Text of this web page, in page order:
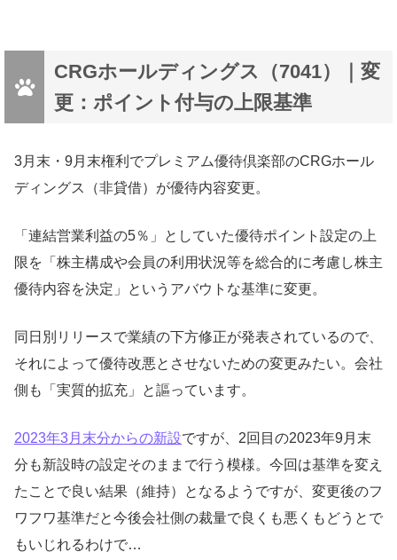
CRGホールディングス（7041）｜変
更：ポイント付与の上限基準
3月末・9月末権利でプレミアム優待倶楽部のCRGホール
ディングス（非貸借）が優待内容変更。
「連結営業利益の5％」としていた優待ポイント設定の上
限を「株主構成や会員の利用状況等を総合的に考慮し株主
優待内容を決定」というアバウトな基準に変更。
同日別リリースで業績の下方修正が発表されているので、
それによって優待改悪とさせないための変更みたい。会社
側も「実質的拡充」と謳っています。
2023年3月末分からの新設ですが、2回目の2023年9月末
分も新設時の設定そのままで行う模様。今回は基準を変え
たことで良い結果（維持）となるようですが、変更後のフ
ワフワ基準だと今後会社側の裁量で良くも悪くもどうとで
もいじれるわけで…